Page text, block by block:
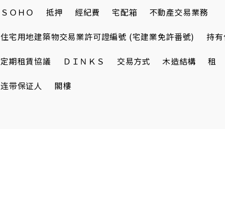
ＳＯＨＯ 抵押 經紀費 宅配箱 不動產交易業務
住宅用地建築物交易業許可證編號 (宅建業免許番號) 持
定期租賃協議 ＤＩＮＫＳ 交易方式 木造結構 租
连带保证人 閣樓